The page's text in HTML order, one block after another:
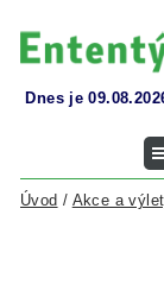
Dnes je
Úvod / Akce a